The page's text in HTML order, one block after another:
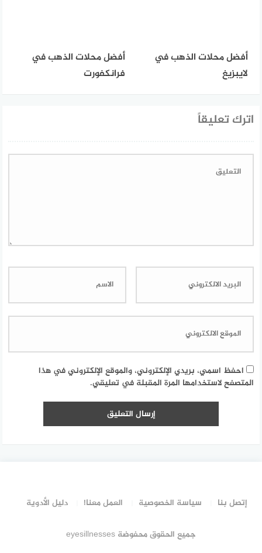
أفضل محلات الذهب في
لايبزيغ
أفضل محلات الذهب في
فرانكفورت
اترك تعليقاً
احفظ اسمي، بريدي الإلكتروني، والموقع الإلكتروني في هذا
المتصفح لاستخدامها المرة المقبلة في تعليقي.
إتصل بنا سياسة الخصوصية العمل معنا! دليل الأدوية
جميع الحقوق محفوضة eyesillnesses